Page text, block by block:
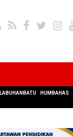
LABUHANBATU HUMBAHAS